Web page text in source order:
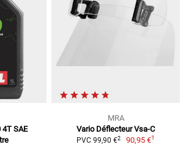
SAE
MRA
Vario Déflecteur Vsa-C
PVC 99,90 €2 90,95 €1